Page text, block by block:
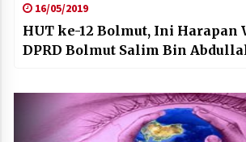
16/05/2019
HUT ke-12 Bolmut, Ini Harapan
DPRD Bolmut Salim Bin